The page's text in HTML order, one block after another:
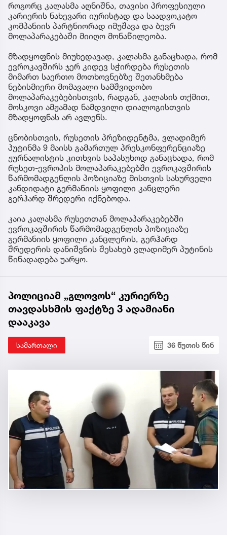
როგორც კალასმა აღნიშნა, თავისი პროფესიული
კარიერის ნახევარი იურისტად და საადვოკატო
კომპანიის პარტნიორად იმუშავა და ბევრ
მოლაპარაკებაში მიიღო მონაწილეობა.
მზადყოფნის მიუხედავად, კალასმა განაცხადა, რომ
ევროკავშირს ჯერ კიდევ სჭირდება რუსეთის
მიმართ საერთო მოთხოვნებზე შეთანხმება
ნებისმიერი მომავალი სამშვიდობო
მოლაპარაკებებისთვის, რადგან, კალასის თქმით,
მოსკოვი ამჟამად ნამდვილი დიალოგისთვის
მზადყოფნას არ ავლენს.
ცნობისთვის, რუსეთის პრეზიდენტმა, ვლადიმერ
პუტინმა 9 მაისს გამართულ პრესკონფერენციაზე
ჟურნალისტის კითხვის საპასუხოდ განაცხადა, რომ
რუსეთ-ევროპის მოლაპარაკებებში ევროკავშირის
წარმომადგენლის პოზიციაზე მისთვის სასურველი
კანდიდატი გერმანიის ყოფილი კანცლერი
გერჰარდ შრედერი იქნებოდა.
კაია კალასმა რუსეთთან მოლაპარაკებებში
ევროკავშირის წარმომადგენლის პოზიციაზე
გერმანიის ყოფილი კანცლერის, გერჰარდ
შრედერის დანიშვნის შესახებ ვლადიმერ პუტინის
წინადადება უარყო.
პოლიციამ „გლოვოს“ კურიერზე
თავდასხმის ფაქტზე 3 ადამიანი
დააკავა
სამართალი 36 წუთის წინ